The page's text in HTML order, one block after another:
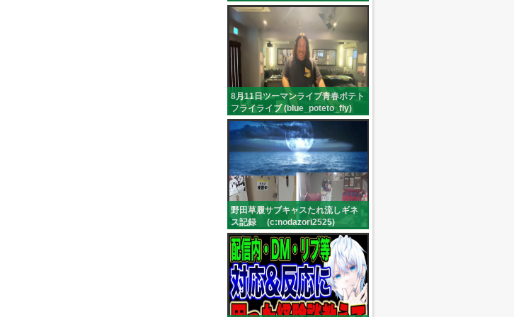
8月11日ツーマンライブ青春ポテト
フライライブ (blue_poteto_fly)
野田草履サブキャスたれ流しギネ
ス記録 (c:nodazori2525)